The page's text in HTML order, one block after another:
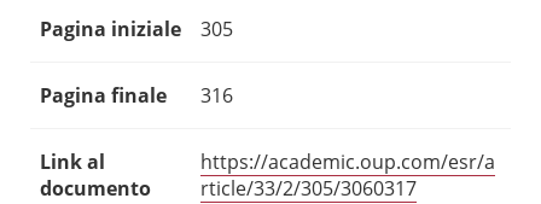
Pagina iniziale 305
Pagina finale 316
Link al
documento
https://academic.oup.com/esr/a
rticle/33/2/305/3060317